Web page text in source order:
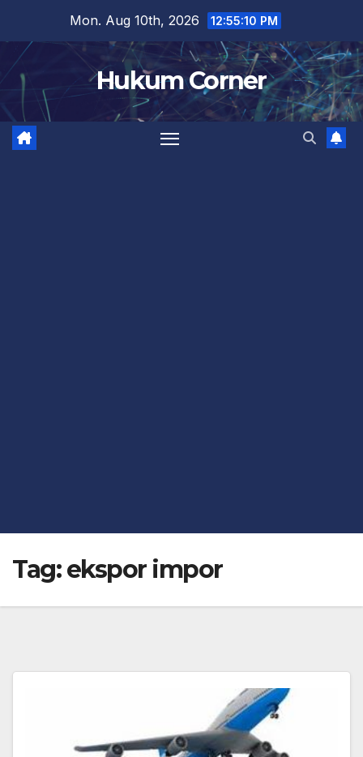
content
Mon. Aug 10th, 2026 12:55:11 PM
Hukum Corner
Tag:ekspor impor